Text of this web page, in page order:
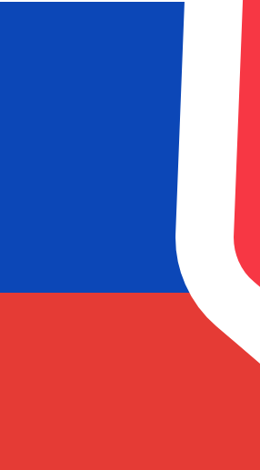
tous les frais
signifient plus d’économies pour
La majorité des transferts sont
Qu’est-ce qu’un code SWIFT et pourquoi ai-
Un code SWIFT — également
aurez besoin du bon code SWIFT
Comment puis-je trouver le bon code SWIFT
Ai-je besoin d’un code SWIFT différent pour